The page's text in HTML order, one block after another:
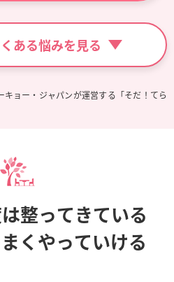
ある悩みを見る
ョー・ジャパンが運営する「そだ！てら
整ってきている
くやっていける